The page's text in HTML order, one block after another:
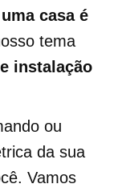
casa é
tema
instalação
ou
da sua
Vamos